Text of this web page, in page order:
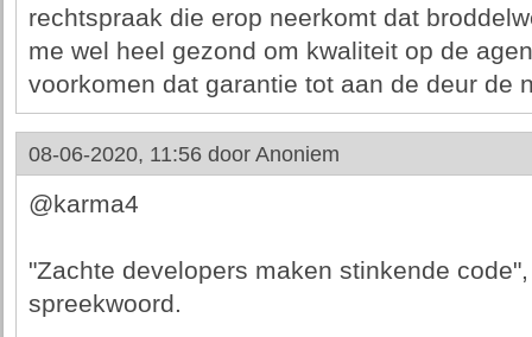
rechtspraak die erop neerkomt dat
me wel heel gezond om kwaliteit op de
voorkomen dat garantie tot aan de deur de
08-06-2020, 11:56 door Anoniem
@karma4
"Zachte developers maken stinkende
spreekwoord.